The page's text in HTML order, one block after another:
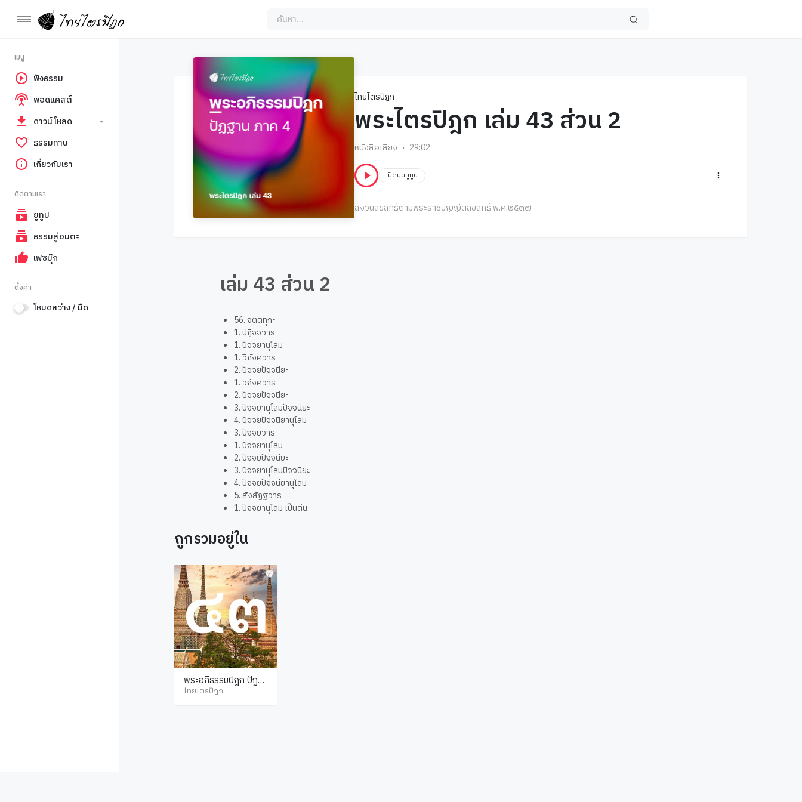
เมนู
ฟังธรรม
พอดแคสต์
ดาวน์โหลด
ธรรมทาน
เกี่ยวกับเรา
ติดตามเรา
ยูทูป
ธรรมสู่อมตะ
เฟซบุ๊ก
ตั้งค่า
โหมดสว่าง / มืด
ไทยไตรปิฎก
พระไตรปิฎก เล่ม 43 ส่วน 2
หนังสือเสียง 29:02
เปิดบนยูทูป
สงวนลิขสิทธิ์ตามพระราชบัญญัติลิขสิทธิ์ พ.ศ.๒๕๓๗
เล่ม 43 ส่วน 2
56. จิตตทุกะ
1. ปฏิจจวาร
1. ปัจจยานุโลม
1. วิภังควาร
2. ปัจจยปัจจนียะ
1. วิภังควาร
2. ปัจจยปัจจนียะ
3. ปัจจยานุโลมปัจจนียะ
4. ปัจจยปัจจนียานุโลม
3. ปัจจยวาร
1. ปัจจยานุโลม
2. ปัจจยปัจจนียะ
3. ปัจจยานุโลมปัจจนียะ
4. ปัจจยปัจจนียานุโลม
5. สังสัฏฐวาร
1. ปัจจยานุโลม เป็นต้น
ถูกรวมอยู่ใน
พระอภิธรรมปิฎก ปัฏฐา
น ภาค 4
ไทยไตรปิฎก